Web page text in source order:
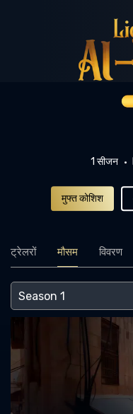
1 सीजन
मुफ्त कोशिश
ट्रेलरों मौसम विवरण